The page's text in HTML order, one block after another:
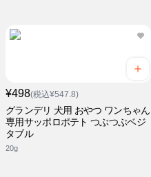
¥498(税込¥547.8)
グランデリ 犬用 おやつ ワンちゃん
専用サッポロポテト つぶつぶベジ
タブル
20g